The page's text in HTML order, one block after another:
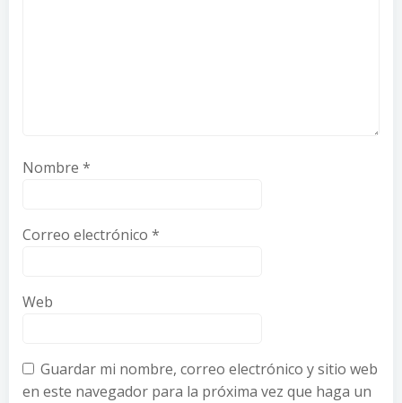
Nombre *
Correo electrónico *
Web
Guardar mi nombre, correo electrónico y sitio web
en este navegador para la próxima vez que haga un